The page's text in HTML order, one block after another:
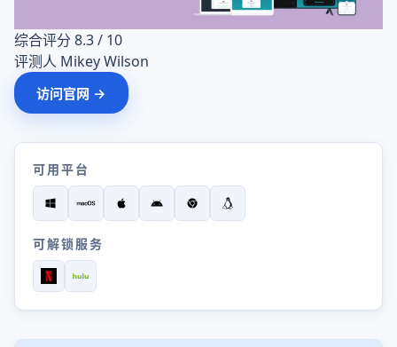
综合评分 8.3 / 10
评测人 Mikey Wilson
访问官网 →
可用平台
可解锁服务